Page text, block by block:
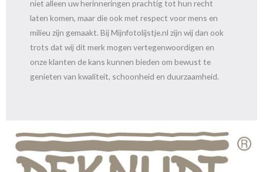
niet alleen uw herinneringen prachtig tot hun recht
laten komen, maar die ook met respect voor mens en
milieu zijn gemaakt. Bij Mijnfotolijstje.nl zijn wij dan ook
trots dat wij dit merk mogen vertegenwoordigen en
onze klanten de kans kunnen bieden om bewust te
genieten van kwaliteit, schoonheid en duurzaamheid.